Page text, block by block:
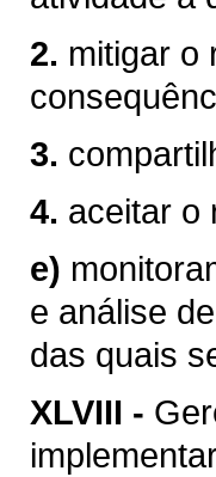
2. mitigar o
3.
4. aceitar o
e)
e análise
das quais
XLVIII -